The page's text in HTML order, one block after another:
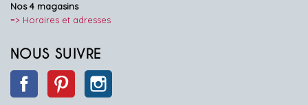
Nos 4 magasins
=> Horaires et adresses
NOUS SUIVRE
Facebook Pinterest